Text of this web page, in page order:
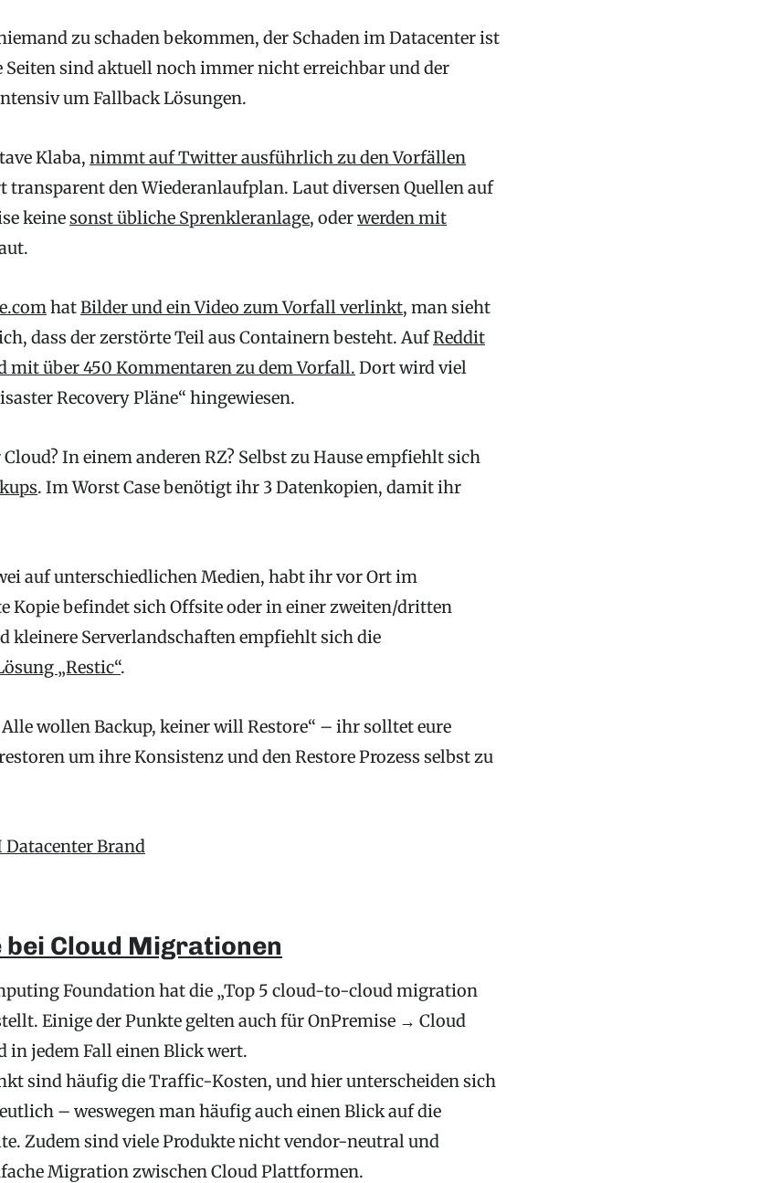
zu schaden bekommen, der Schaden im Datacenter ist
Seiten sind aktuell noch immer nicht erreichbar und der
um Fallback Lösungen.
Klaba, nimmt auf Twitter ausführlich zu den Vorfällen
transparent den Wiederanlaufplan. Laut diversen Quellen auf
keinesonst übliche Sprenkleranlage, oderwerden mit
hatBilder und ein Video zum Vorfall verlinkt, man sieht
dass der zerstörte Teil aus Containern besteht. AufReddit
mit über 450 Kommentaren zu dem Vorfall. Dort wird viel
Recovery Pläne“ hingewiesen.
In einem anderen RZ? Selbst zu Hause empfiehlt sich
. Im Worst Case benötigt ihr 3 Datenkopien, damit ihr
auf unterschiedlichen Medien, habt ihr vor Ort im
Kopie befindet sich Offsite oder in einer zweiten/dritten
kleinere Serverlandschaften empfiehlt sich die
„Restic“.
wollen Backup, keiner will Restore“ – ihr solltet eure
um ihre Konsistenz und den Restore Prozess selbst zu
Datacenter Brand
Cloud Migrationen
Foundation hat die „Top 5 cloud-to-cloud migration
Einige der Punkte gelten auch für OnPremise → Cloud
jedem Fall einen Blick wert.
sind häufig die Traffic-Kosten, und hier unterscheiden sich
– weswegen man häufig auch einen Blick auf die
Zudem sind viele Produkte nicht vendor-neutral und
Migration zwischen Cloud Plattformen.